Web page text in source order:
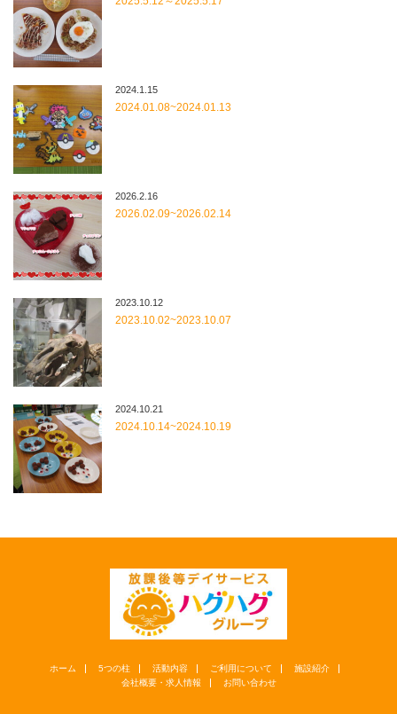
2024.1.15
2024.01.08~2024.01.13
2026.2.16
2026.02.09~2026.02.14
2023.10.12
2023.10.02~2023.10.07
2024.10.21
2024.10.14~2024.10.19
ホーム 5つの柱 活動内容 ご利用について
施設紹介
会社概要・求人情報
お問い合わせ